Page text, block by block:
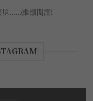
境......(繼續閱讀)